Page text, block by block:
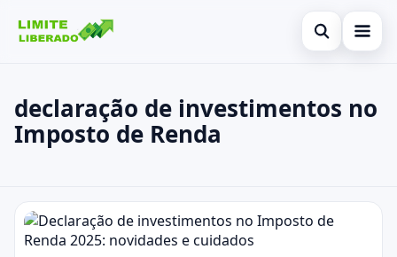
Abrir busca
Cartão de Crédito
Investimentos
Legal
Buscar no site
Pressione Enter para buscar ou ESC para fechar.
declaração de investimentos no
Imposto de Renda
declaração de investimentos no